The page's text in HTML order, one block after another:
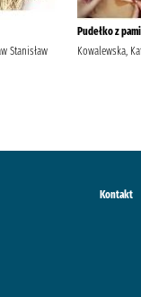
Stanisław
Pudełko z
Kowalewska,
Kontakt